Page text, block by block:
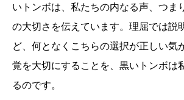
いトンボは、私たちの内なる声、つま
の大切さを伝えています。理屈では説
ど、何となくこちらの選択が正しい
覚を大切にすることを、黒いトンボは
るのです。